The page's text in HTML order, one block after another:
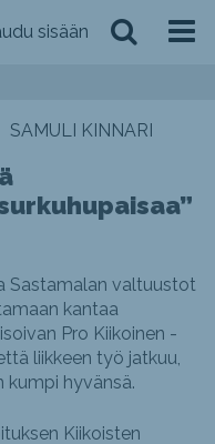
sisään
SAMULI KINNARI
Sastamalan valtuustot
kantaa
Pro Kiikoinen -
liikkeen työ jatkuu,
kumpi hyvänsä.
Kiikoisten